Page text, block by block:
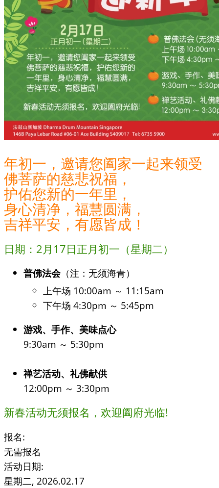
年初一，邀请您阖家一起来领受
佛菩萨的慈悲祝福，
护佑您新的一年里，
身心清净，福慧圆满，
吉祥平安，有愿皆成！
日期：2月17日正月初一（星期二）
普佛法会（注：无须海青）
上午场 10:00am ～ 11:15am
下午场 4:30pm ～ 5:45pm
游戏、手作、美味点心
9:30am ～ 5:30pm
禅艺活动、礼佛献供
12:00pm ～ 3:30pm
新春活动无须报名，欢迎阖府光临!
报名:
无需报名
活动日期:
星期二, 2026.02.17